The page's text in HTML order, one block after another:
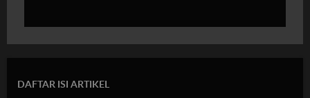
DAFTAR ISI ARTIKEL